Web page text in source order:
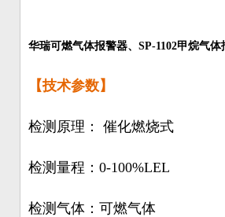
华瑞可燃气体报警器、SP-1102甲烷气体
【技术参数】
检测原理： 催化燃烧式
检测量程：0-100%LEL
检测气体：可燃气体